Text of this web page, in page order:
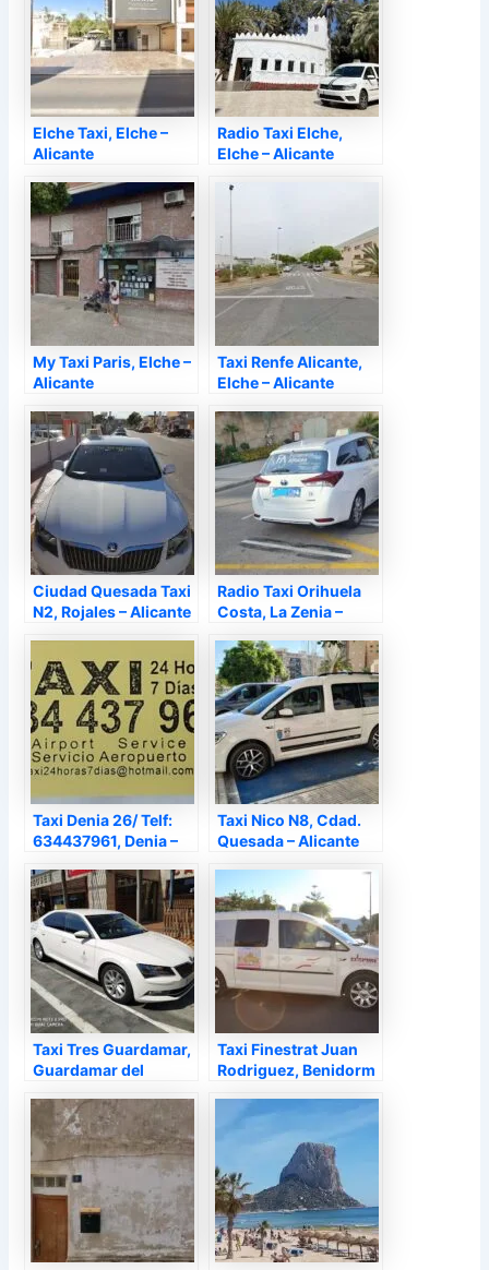
Elche Taxi, Elche –
Alicante
Radio Taxi Elche,
Elche – Alicante
My Taxi Paris, Elche –
Alicante
Taxi Renfe Alicante,
Elche – Alicante
Ciudad Quesada Taxi
N2, Rojales – Alicante
Radio Taxi Orihuela
Costa, La Zenia –
Taxi Denia 26/ Telf:
634437961, Denia –
Taxi Nico N8, Cdad.
Quesada – Alicante
Taxi Tres Guardamar,
Guardamar del
Taxi Finestrat Juan
Rodriguez, Benidorm